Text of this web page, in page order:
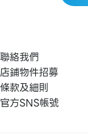
聯絡我們
店鋪物件招募
條款及細則
官方SNS帳號